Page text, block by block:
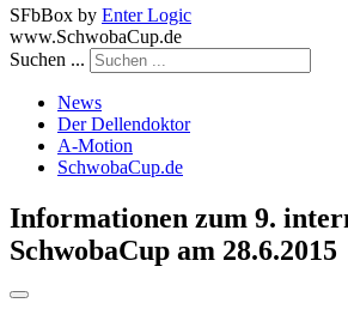
SFbBox by Enter Logic
www.SchwobaCup.de
Suchen ...
News
Der Dellendoktor
A-Motion
SchwobaCup.de
Informationen zum 9.
SchwobaCup am 28.6.2015